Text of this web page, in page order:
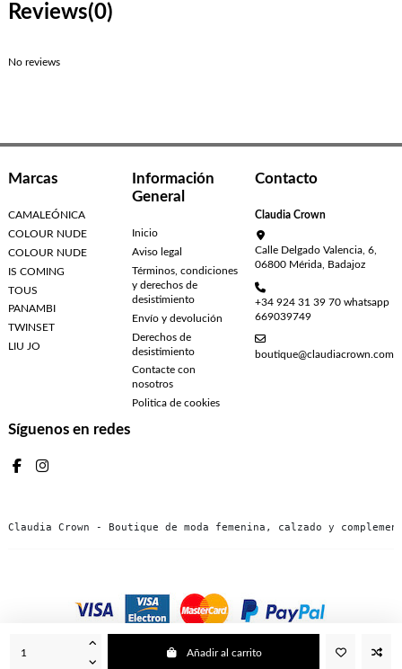
Añadir al carrito
Reviews(0)
No reviews
Marcas
CAMALEÓNICA
COLOUR NUDE
COLOUR NUDE
IS COMING
TOUS
PANAMBI
TWINSET
LIU JO
Información
General
Inicio
Aviso legal
Términos, condiciones
y derechos de
desistimiento
Envío y devolución
Derechos de
desistimiento
Contacte con
nosotros
Politica de cookies
Contacto
Claudia Crown
Calle Delgado Valencia, 6,
06800 Mérida, Badajoz
+34 924 31 39 70 whatsapp
669039749
boutique@claudiacrown.com
Síguenos en redes
Claudia Crown - Boutique de moda femenina, calzado y